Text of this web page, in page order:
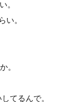
。
い。
。
てるんで。